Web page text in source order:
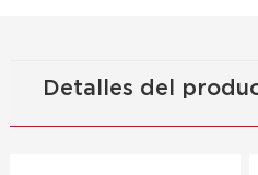
Detalles del